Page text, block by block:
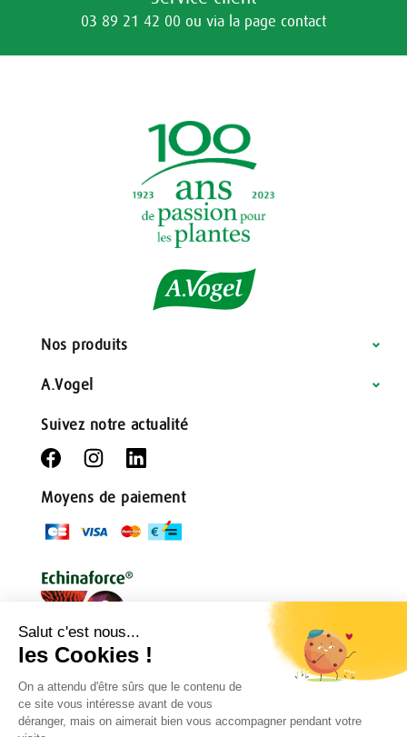
03 89 21 42 00 ou via la page contact
Nos produits
A.Vogel
Suivez notre actualité
Moyens de paiement
Conditions générales Règlement de jeu